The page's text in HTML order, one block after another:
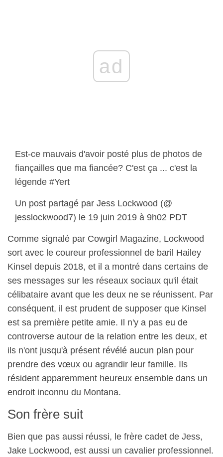
ad
Est-ce mauvais d'avoir posté plus de photos de
fiançailles que ma fiancée? C'est ça ... c'est la
légende #Yert
Un post partagé par Jess Lockwood (@
jesslockwood7) le 19 juin 2019 à 9h02 PDT
Comme signalé par Cowgirl Magazine, Lockwood
sort avec le coureur professionnel de baril Hailey
Kinsel depuis 2018, et il a montré dans certains de
ses messages sur les réseaux sociaux qu'il était
célibataire avant que les deux ne se réunissent. Par
conséquent, il est prudent de supposer que Kinsel
est sa première petite amie. Il n'y a pas eu de
controverse autour de la relation entre les deux, et
ils n'ont jusqu'à présent révélé aucun plan pour
prendre des vœux ou agrandir leur famille. Ils
résident apparemment heureux ensemble dans un
endroit inconnu du Montana.
Son frère suit
Bien que pas aussi réussi, le frère cadet de Jess,
Jake Lockwood, est aussi un cavalier professionnel.